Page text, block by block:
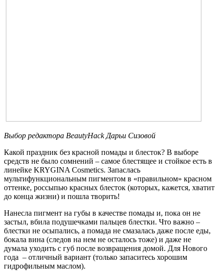
Выбор редактора BeautyHack Дарьи Сизовой
Какой праздник без красной помады и блесток? В выборе
средств не было сомнений – самое блестящее и стойкое есть в
линейке KRYGINA Cosmetics. Запаслась
мультифункциональным пигментом в «правильном» красном
оттенке, россыпью красных блесток (которых, кажется, хватит
до конца жизни) и пошла творить!
Нанесла пигмент на губы в качестве помады и, пока он не
застыл, вбила подушечками пальцев блестки. Что важно –
блестки не осыпались, а помада не смазалась даже после еды,
бокала вина (следов на нем не осталось тоже) и даже не
думала уходить с губ после возвращения домой. Для Нового
года – отличный вариант (только запаситесь хорошим
гидрофильным маслом).